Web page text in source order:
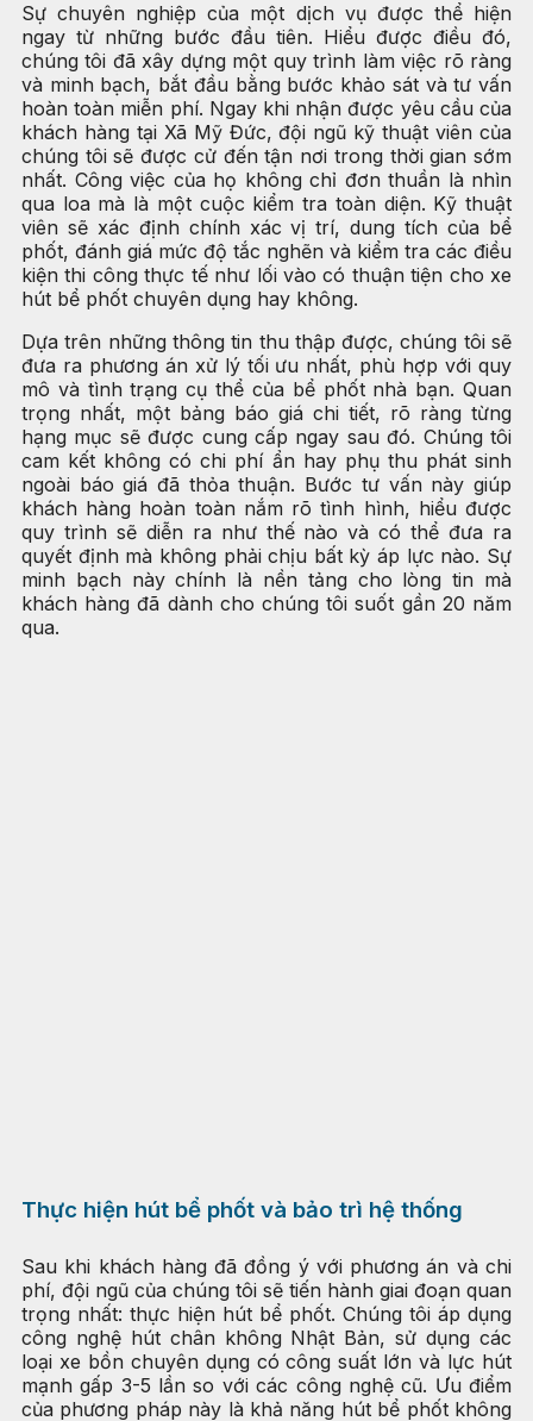
Sự chuyên nghiệp của một dịch vụ được thể hiện
ngay từ những bước đầu tiên. Hiểu được điều đó,
chúng tôi đã xây dựng một quy trình làm việc rõ ràng
và minh bạch, bắt đầu bằng bước khảo sát và tư vấn
hoàn toàn miễn phí. Ngay khi nhận được yêu cầu của
khách hàng tại Xã Mỹ Đức, đội ngũ kỹ thuật viên của
chúng tôi sẽ được cử đến tận nơi trong thời gian sớm
nhất. Công việc của họ không chỉ đơn thuần là nhìn
qua loa mà là một cuộc kiểm tra toàn diện. Kỹ thuật
viên sẽ xác định chính xác vị trí, dung tích của bể
phốt, đánh giá mức độ tắc nghẽn và kiểm tra các điều
kiện thi công thực tế như lối vào có thuận tiện cho xe
hút bể phốt chuyên dụng hay không.
Dựa trên những thông tin thu thập được, chúng tôi sẽ
đưa ra phương án xử lý tối ưu nhất, phù hợp với quy
mô và tình trạng cụ thể của bể phốt nhà bạn. Quan
trọng nhất, một bảng báo giá chi tiết, rõ ràng từng
hạng mục sẽ được cung cấp ngay sau đó. Chúng tôi
cam kết không có chi phí ẩn hay phụ thu phát sinh
ngoài báo giá đã thỏa thuận. Bước tư vấn này giúp
khách hàng hoàn toàn nắm rõ tình hình, hiểu được
quy trình sẽ diễn ra như thế nào và có thể đưa ra
quyết định mà không phải chịu bất kỳ áp lực nào. Sự
minh bạch này chính là nền tảng cho lòng tin mà
khách hàng đã dành cho chúng tôi suốt gần 20 năm
qua.
Thực hiện hút bể phốt và bảo trì hệ thống
Sau khi khách hàng đã đồng ý với phương án và chi
phí, đội ngũ của chúng tôi sẽ tiến hành giai đoạn quan
trọng nhất: thực hiện hút bể phốt. Chúng tôi áp dụng
công nghệ hút chân không Nhật Bản, sử dụng các
loại xe bồn chuyên dụng có công suất lớn và lực hút
mạnh gấp 3-5 lần so với các công nghệ cũ. Ưu điểm
của phương pháp này là khả năng hút bể phốt không